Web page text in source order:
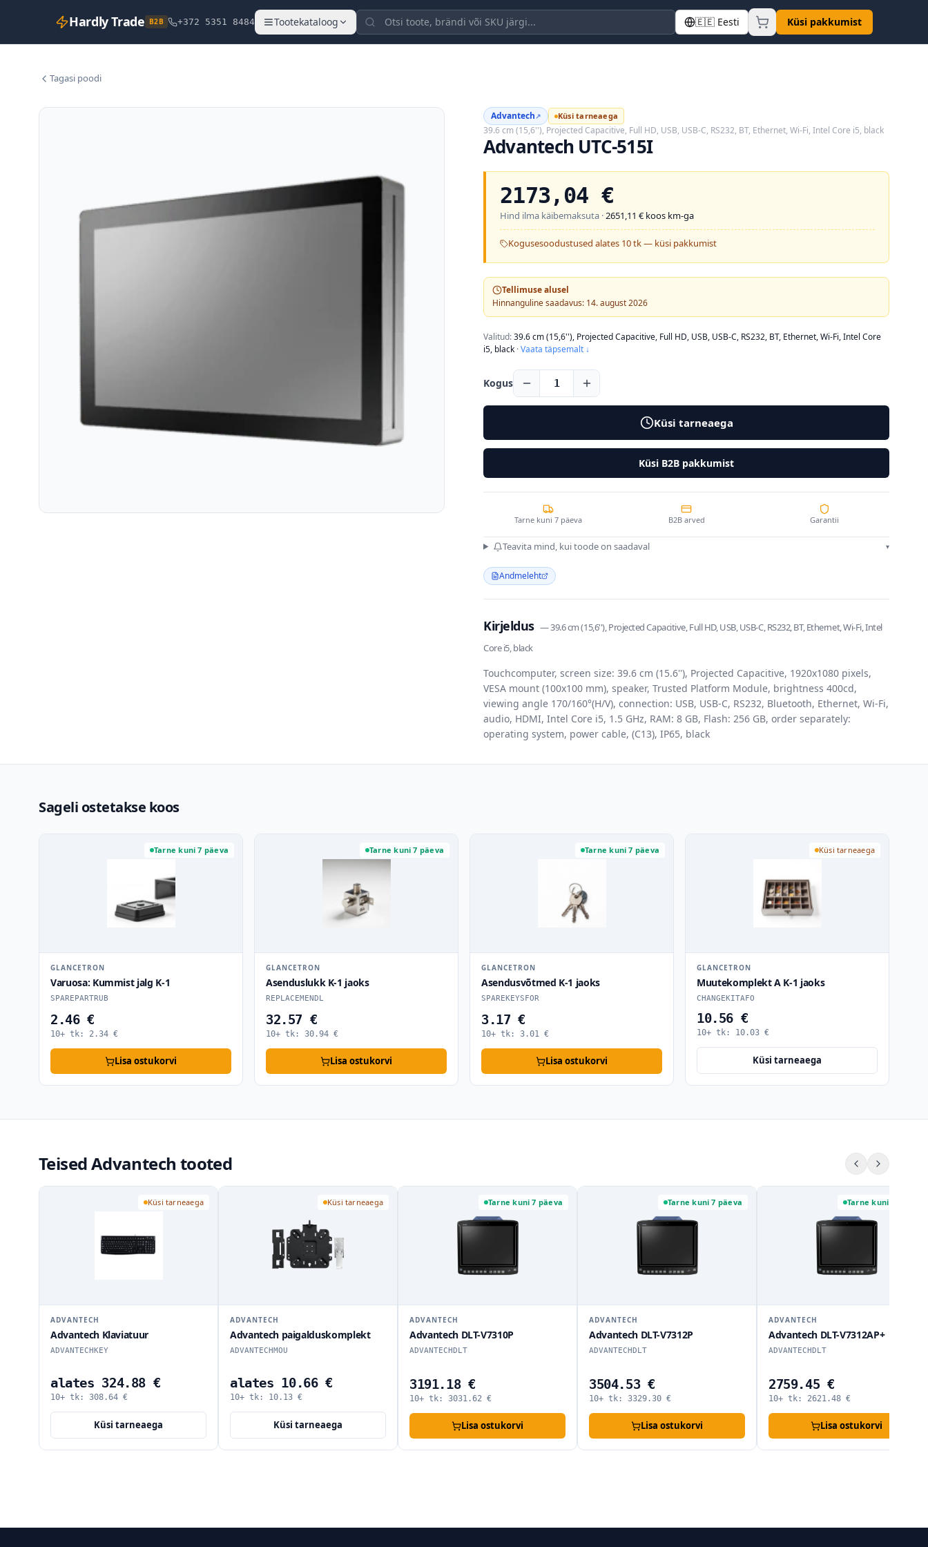
Hardly Trade B2B +372 5351 8484 Tootekataloog 🇪🇪 Eesti Küsi pakkumist
Tagasi poodi
Advantech↗ Küsi tarneaega
39.6 cm (15,6''), Projected Capacitive, Full HD, USB, USB-C, RS232, BT, Ethernet, Wi-Fi, Intel Core i5, black
Advantech UTC-515I
2173,04 €
Hind ilma käibemaksuta ·2651,11 € koos km-ga
Kogusesoodustused alates 10 tk — küsi pakkumist
Tellimuse alusel
Hinnanguline saadavus: 14. august 2026
Valitud:39.6 cm (15,6''), Projected Capacitive, Full HD, USB, USB-C, RS232, BT, Ethernet, Wi-Fi, Intel Core
i5, black ·Vaata täpsemalt ↓
Kogus 1
Küsi tarneaega
Küsi B2B pakkumist
Tarne kuni 7 päeva B2B arved Garantii
Teavita mind, kui toode on saadaval ▾
Andmeleht
Kirjeldus —39.6 cm (15,6''), Projected Capacitive, Full HD, USB, USB-C, RS232, BT, Ethernet, Wi-Fi, Intel
Core i5, black
Touchcomputer, screen size: 39.6 cm (15.6''), Projected Capacitive, 1920x1080 pixels,
VESA mount (100x100 mm), speaker, Trusted Platform Module, brightness 400cd,
viewing angle 170/160°(H/V), connection: USB, USB-C, RS232, Bluetooth, Ethernet, Wi-Fi,
audio, HDMI, Intel Core i5, 1.5 GHz, RAM: 8 GB, Flash: 256 GB, order separately:
operating system, power cable, (C13), IP65, black
Sageli ostetakse koos
Tarne kuni 7 päeva
GLANCETRON
Varuosa: Kummist jalg K-1
SPAREPARTRUB
2.46 €
10+ tk: 2.34 €
Lisa ostukorvi
Tarne kuni 7 päeva
GLANCETRON
Asenduslukk K-1 jaoks
REPLACEMENDL
32.57 €
10+ tk: 30.94 €
Lisa ostukorvi
Tarne kuni 7 päeva
GLANCETRON
Asendusvõtmed K-1 jaoks
SPAREKEYSFOR
3.17 €
10+ tk: 3.01 €
Lisa ostukorvi
Küsi tarneaega
GLANCETRON
Muutekomplekt A K-1 jaoks
CHANGEKITAFO
10.56 €
10+ tk: 10.03 €
Küsi tarneaega
Teised Advantech tooted
Küsi tarneaega
ADVANTECH
Advantech Klaviatuur
ADVANTECHKEY
alates 324.88 €
10+ tk: 308.64 €
Küsi tarneaega
Küsi tarneaega
ADVANTECH
Advantech paigalduskomplekt
ADVANTECHMOU
alates 10.66 €
10+ tk: 10.13 €
Küsi tarneaega
Tarne kuni 7 päeva
ADVANTECH
Advantech DLT-V7310P
ADVANTECHDLT
3191.18 €
10+ tk: 3031.62 €
Lisa ostukorvi
Tarne kuni 7 päeva
ADVANTECH
Advantech DLT-V7312P
ADVANTECHDLT
3504.53 €
10+ tk: 3329.30 €
Lisa ostukorvi
Tarne kuni 7 päeva
ADVANTECH
Advantech DLT-V7312AP+
ADVANTECHDLT
2759.45 €
10+ tk: 2621.48 €
Lisa ostukorvi